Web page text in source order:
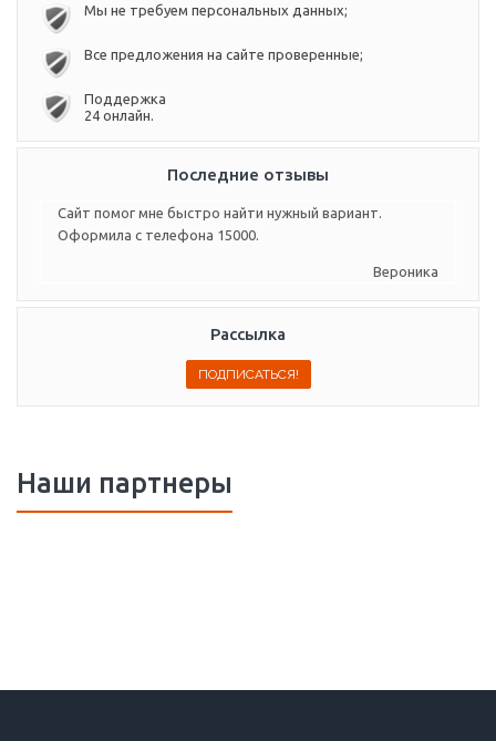
Мы не требуем персональных данных;
Все предложения на сайте проверенные;
Поддержка
24 онлайн.
Последние отзывы
Сайт помог мне быстро найти нужный вариант.
Оформила с телефона 15000.
Вероника
Рассылка
Наши партнеры